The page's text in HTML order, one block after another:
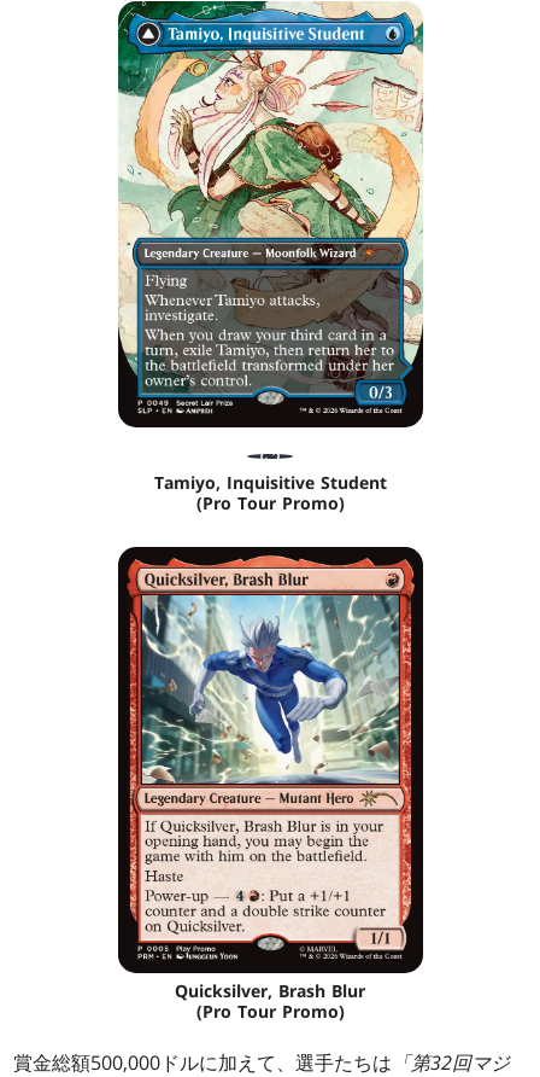
Tamiyo, Inquisitive Student
(Pro Tour Promo)
Quicksilver, Brash Blur
(Pro Tour Promo)
賞金総額500,000ドルに加えて、選手たちは 「第32回マジ